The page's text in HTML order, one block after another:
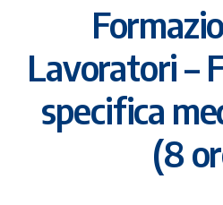
Lavoratori –
specifica
(8